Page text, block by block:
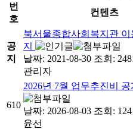
번
호
컨텐츠
공
지
북서울종합사회복지관 이
지
날짜: 2021-08-30 조회:
관리자
610
2026년 7월 업무추진비 공
날짜: 2026-08-03 조회: 124
윤선